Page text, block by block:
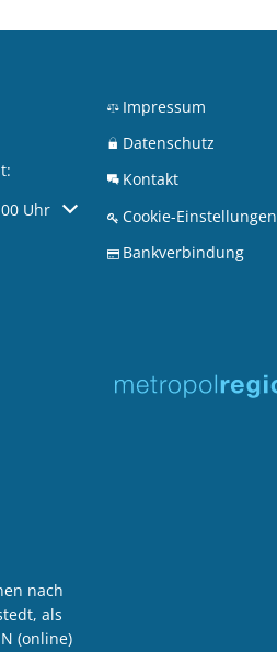
auszublenden
Uhr
auszublenden
nach
als
(online)
Impressum
Datenschutz
Kontakt
Cookie-Einstellungen
Bankverbindung